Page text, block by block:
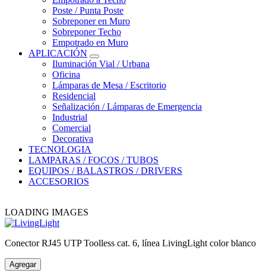
Poste / Punta Poste
Sobreponer en Muro
Sobreponer Techo
Empotrado en Muro
APLICACIÓN
Iluminación Vial / Urbana
Oficina
Lámparas de Mesa / Escritorio
Residencial
Señalización / Lámparas de Emergencia
Industrial
Comercial
Decorativa
TECNOLOGIA
LAMPARAS / FOCOS / TUBOS
EQUIPOS / BALASTROS / DRIVERS
ACCESORIOS
LOADING IMAGES
Conector RJ45 UTP Toolless cat. 6, línea LivingLight color blanco
Agregar